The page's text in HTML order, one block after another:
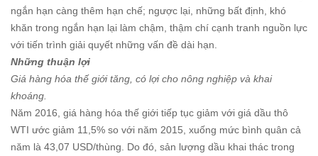
ngắn hạn càng thêm hạn chế; ngược lại, những bất định, khó
khăn trong ngắn hạn lại làm chậm, thậm chí cạnh tranh nguồn lực
với tiến trình giải quyết những vấn đề dài hạn.
Những thuận lợi
Giá hàng hóa thế giới tăng, có lợi cho nông nghiệp và khai
khoáng.
Năm 2016, giá hàng hóa thế giới tiếp tục giảm với giá dầu thô
WTI ước giảm 11,5% so với năm 2015, xuống mức bình quân cả
năm là 43,07 USD/thùng. Do đó, sản lượng dầu khai thác trong